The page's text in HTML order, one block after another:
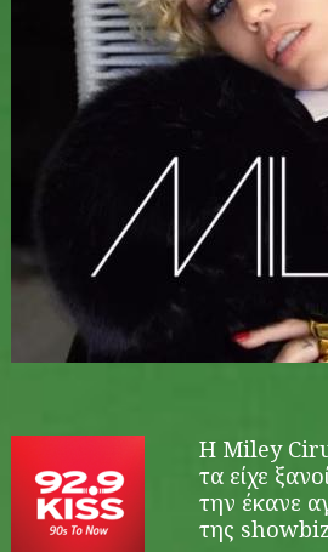
Η Miley
τα είχε
την έκανε
της